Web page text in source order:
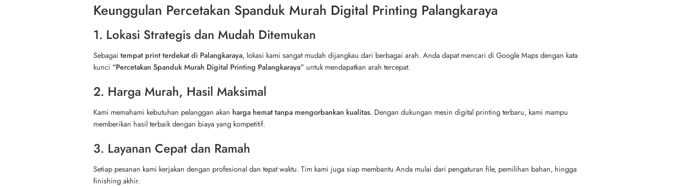
Keunggulan Percetakan Spanduk Murah Digital Printing Palangkaraya
1. Lokasi Strategis dan Mudah Ditemukan
Sebagai tempat print terdekat di Palangkaraya, lokasi kami sangat mudah dijangkau dari berbagai arah. Anda dapat mencari di Google Maps dengan kata
kunci “Percetakan Spanduk Murah Digital Printing Palangkaraya” untuk mendapatkan arah tercepat.
2. Harga Murah, Hasil Maksimal
Kami memahami kebutuhan pelanggan akan harga hemat tanpa mengorbankan kualitas. Dengan dukungan mesin digital printing terbaru, kami mampu
memberikan hasil terbaik dengan biaya yang kompetitif.
3. Layanan Cepat dan Ramah
Setiap pesanan kami kerjakan dengan profesional dan tepat waktu. Tim kami juga siap membantu Anda mulai dari pengaturan file, pemilihan bahan, hingga
finishing akhir.